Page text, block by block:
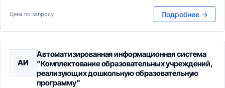
Цена по запросу Подробнее →
АИ
Автоматизированная информационная система
"Комплектование образовательных учреждений,
реализующих дошкольную образовательную
программу"